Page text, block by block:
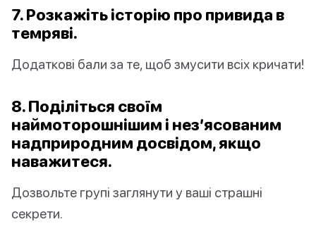
7. Розкажіть історію про привида в
темряві.
Додаткові бали за те, щоб змусити всіх кричати!
8. Поділіться своїм
наймоторошнішим і нез’ясованим
надприродним досвідом, якщо
наважитеся.
Дозвольте групі заглянути у ваші страшні
секрети.